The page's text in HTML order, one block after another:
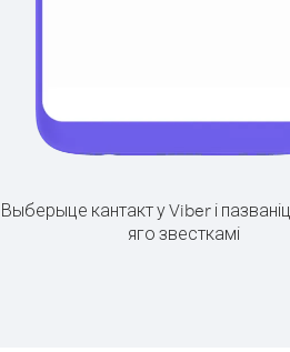
Выберыце кантакт у Viber і
яго звесткамі